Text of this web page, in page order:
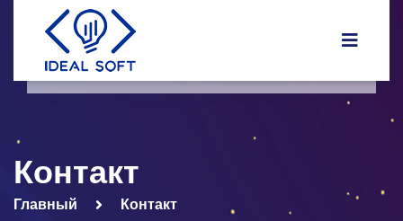
Контакт
Главный Контакт